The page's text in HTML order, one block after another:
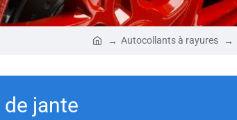
Autocollants à rayures
de jante